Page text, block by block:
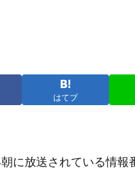
はてブ
に放送されている情